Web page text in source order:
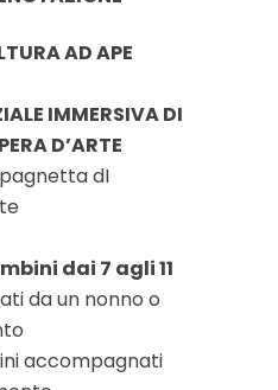
AD APE
IMMERSIVA DI
D’ARTE
dI
dai 7 agli 11
da un nonno o
accompagnati